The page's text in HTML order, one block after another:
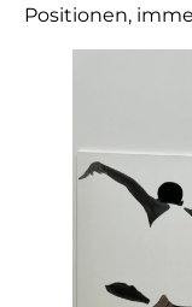
Positionen,